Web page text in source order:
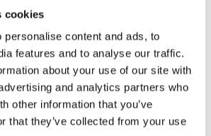
cookies
personalise content and ads, to
features and to analyse our traffic.
about your use of our site with
and analytics partners who
other information that you’ve
that they’ve collected from your use
Slovensko
Hilton, Košice
Košice
+421 917 869 485
od 09:00